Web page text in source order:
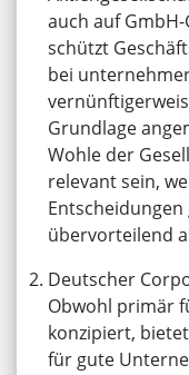
auch auf
schützt
bei
Grundlage
Wohle der
relevant sein,
übervorteilend
Deutscher
Obwohl primär
konzipiert,
für gute